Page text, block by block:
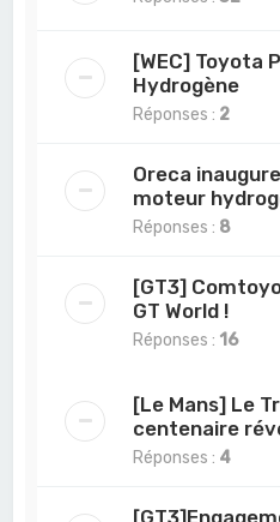
[WEC] Toyota
Hydrogène
Réponses : 2
Oreca
moteur
Réponses : 8
[GT3]
GT World !
Réponses : 16
[Le Mans] Le
centenaire
Réponses : 4